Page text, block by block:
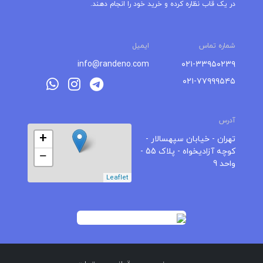
در یک قاب نظاره کرده و خرید خود را انجام دهند.
شماره تماس ایمیل
۰۲۱-۳۳۹۵۰۲۳۹
۰۲۱-۷۷۹۹۹۵۴۵
info@randeno.com
آدرس
تهران - خیابان سپهسالار -
کوچه آزادیخواه - پلاک 55 -
واحد 9
+
−
Leaflet